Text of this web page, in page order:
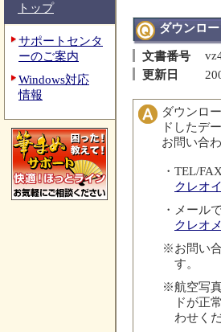
トップ
サポートセンタ
ーのご案内
Windows対応
情報
ダウンロ
文書番号
更新日
ダウンロ
ドしたデ
お問い合
・ TEL/
クレオ
・
メール
クレオ
※お問い
す。
※航空写
ドが正
わせく